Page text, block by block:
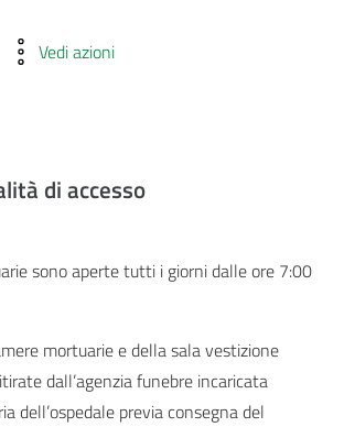
Vedi azioni
di accesso
sono aperte tutti i giorni dalle ore 7:00
mortuarie e della sala vestizione
dall’agenzia funebre incaricata
dell’ospedale previa consegna del